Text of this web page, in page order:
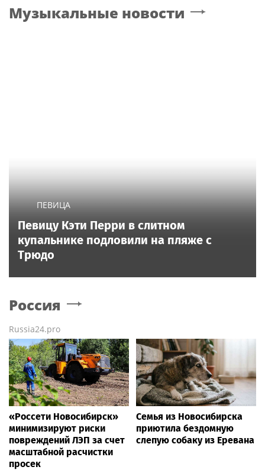
Музыкальные новости
ПЕВИЦА
Певицу Кэти Перри в слитном
купальнике подловили на пляже с
Трюдо
Россия
Russia24.pro
«Россети Новосибирск»
минимизируют риски
повреждений ЛЭП за счет
масштабной расчистки
просек
Семья из Новосибирска
приютила бездомную
слепую собаку из Еревана